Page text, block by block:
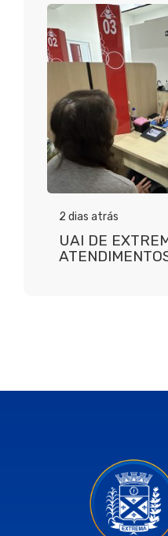
2 dias atrás
UAI DE